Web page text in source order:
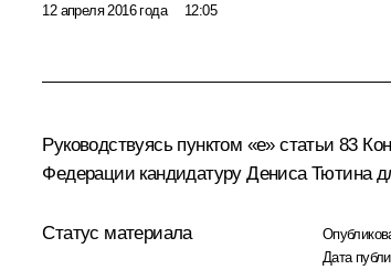
12 апреля 2016 года 12:05
Руководствуясь пунктом «е» статьи 83
Федерации кандидатуру Дениса Тютина
Статус материала
Дата